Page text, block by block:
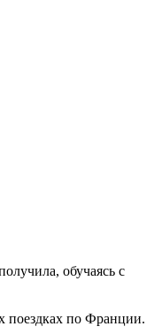
обучаясь с
поездках по Франции.